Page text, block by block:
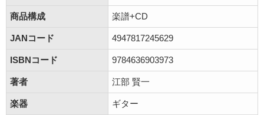
商品構成 楽譜+CD
JANコード 4947817245629
ISBNコード 9784636903973
著者 江部 賢一
楽器 ギター